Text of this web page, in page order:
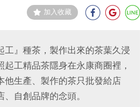
加入收藏
』種茶，製作出來的茶葉久浸
工精品茶隱身在永康商圈裡，
他生產、製作的茶只批發給店
自創品牌的念頭。